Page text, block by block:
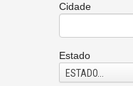
Cidade
Estado
ESTADO...